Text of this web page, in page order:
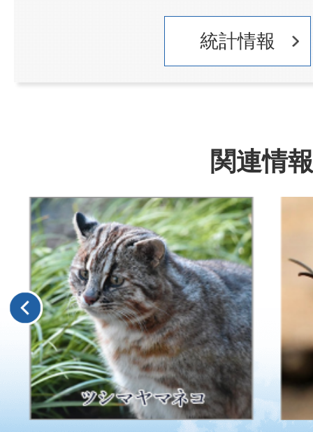
統計情報
関連情報
2
枚
目
の
ス
ラ
イ
ド
目
ラ
イ
ド